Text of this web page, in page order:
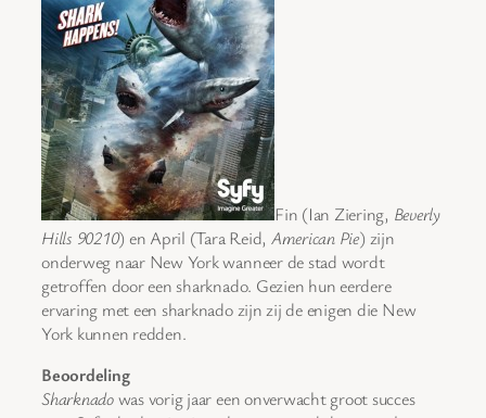
Fin (Ian Ziering, Beverly
Hills 90210) en April (Tara Reid, American Pie) zijn
onderweg naar New York wanneer de stad wordt
getroffen door een sharknado. Gezien hun eerdere
ervaring met een sharknado zijn zij de enigen die New
York kunnen redden.
Beoordeling
Sharknadowas vorig jaar een onverwacht groot succes